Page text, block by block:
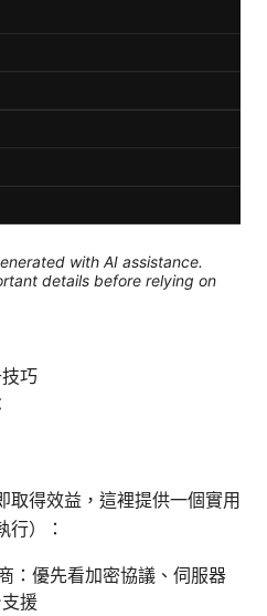
with AI assistance.
details before relying on
巧
取得效益，這裡提供一個實用
行）：
：優先看加密協議、伺服器
援